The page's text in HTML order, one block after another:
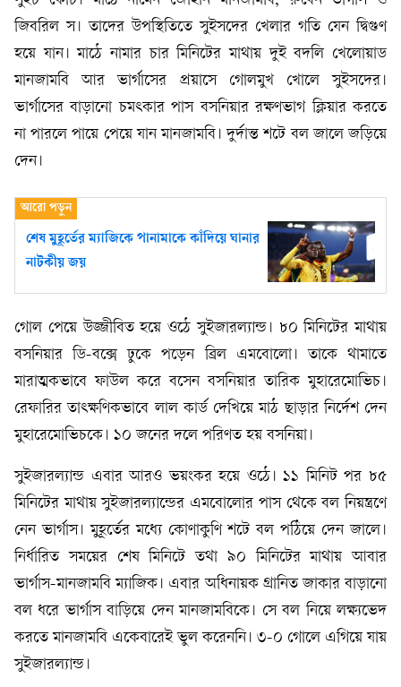
জিবরিল স। তাদের উপস্থিতিতে সুইসদের খেলার গতি যেন দ্বিগুণ
হয়ে যান। মাঠে নামার চার মিনিটের মাথায় দুই বদলি খেলোয়াড
মানজামবি আর ভার্গাসের প্রয়াসে গোলমুখ খোলে সুইসদের।
ভার্গাসের বাড়ানো চমৎকার পাস বসনিয়ার রক্ষণভাগ ক্লিয়ার করতে
না পারলে পায়ে পেয়ে যান মানজামবি। দুর্দান্ত শটে বল জালে জড়িয়ে
দেন।
শেষ মুহূর্তের ম্যাজিকে পানামাকে কাঁদিয়ে ঘানার
নাটকীয় জয়
গোল পেয়ে উজ্জীবিত হয়ে ওঠে সুইজারল্যান্ড। ৮০ মিনিটের মাথায়
বসনিয়ার ডি-বক্সে ঢুকে পড়েন ব্রিল এমবোলো। তাকে থামাতে
মারাত্মকভাবে ফাউল করে বসেন বসনিয়ার তারিক মুহারেমোভিচ।
রেফারির তাৎক্ষণিকভাবে লাল কার্ড দেখিয়ে মাঠ ছাড়ার নির্দেশ দেন
মুহারেমোভিচকে। ১০ জনের দলে পরিণত হয় বসনিয়া।
সুইজারল্যান্ড এবার আরও ভয়ংকর হয়ে ওঠে। ১১ মিনিট পর ৮৫
মিনিটের মাথায় সুইজারল্যান্ডের এমবোলোর পাস থেকে বল নিয়ন্ত্রণে
নেন ভার্গাস। মুহূর্তের মধ্যে কোণাকুণি শটে বল পঠিয়ে দেন জালে।
নির্ধারিত সময়ের শেষ মিনিটে তথা ৯০ মিনিটের মাথায় আবার
ভার্গাস-মানজামবি ম্যাজিক। এবার অধিনায়ক গ্রানিত জাকার বাড়ানো
বল ধরে ভার্গাস বাড়িয়ে দেন মানজামবিকে। সে বল নিয়ে লক্ষ্যভেদ
করতে মানজামবি একেবারেই ভুল করেননি। ৩-০ গোলে এগিয়ে যায়
সুইজারল্যান্ড।